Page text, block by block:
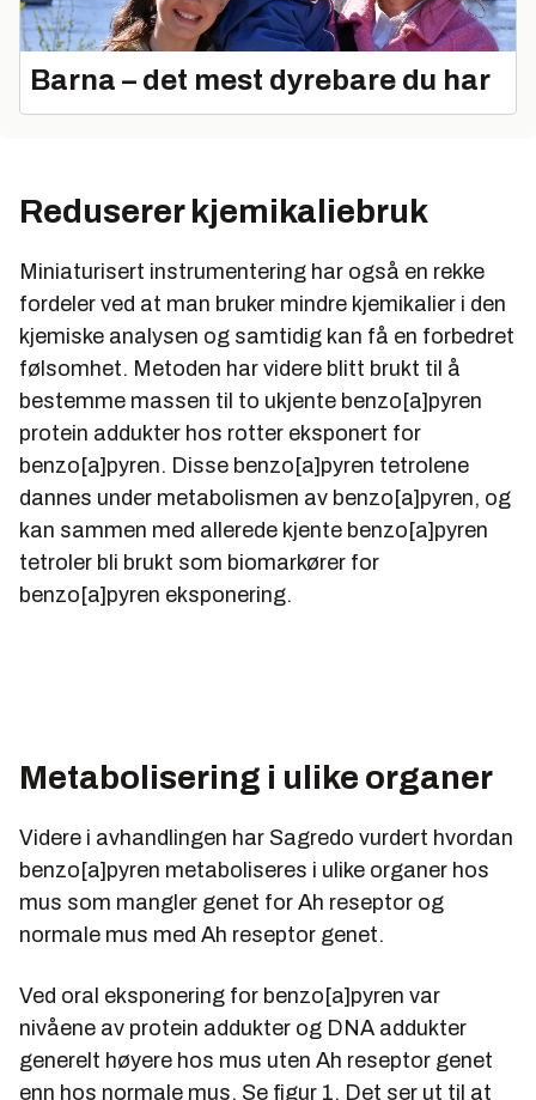
Barna – det mest dyrebare du har
Reduserer kjemikaliebruk
Miniaturisert instrumentering har også en rekke
fordeler ved at man bruker mindre kjemikalier i den
kjemiske analysen og samtidig kan få en forbedret
følsomhet. Metoden har videre blitt brukt til å
bestemme massen til to ukjente benzo[a]pyren
protein addukter hos rotter eksponert for
benzo[a]pyren. Disse benzo[a]pyren tetrolene
dannes under metabolismen av benzo[a]pyren, og
kan sammen med allerede kjente benzo[a]pyren
tetroler bli brukt som biomarkører for
benzo[a]pyren eksponering.
Metabolisering i ulike organer
Videre i avhandlingen har Sagredo vurdert hvordan
benzo[a]pyren metaboliseres i ulike organer hos
mus som mangler genet for Ah reseptor og
normale mus med Ah reseptor genet.
Ved oral eksponering for benzo[a]pyren var
nivåene av protein addukter og DNA addukter
generelt høyere hos mus uten Ah reseptor genet
enn hos normale mus. Se figur 1. Det ser ut til at